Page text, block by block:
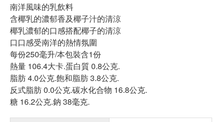
南洋風味的乳飲料
含椰乳的濃郁香及椰子汁的清涼
椰乳濃郁的口感搭配椰子的清涼
口口感受南洋的熱情氛圍
每份250毫升/本包裝含1份
熱量 106.4大卡.蛋白質 0.8公克.
脂肪 4.0公克.飽和脂肪 3.8公克.
反式脂肪 0.0公克.碳水化合物 16.8公克.
糖 16.2公克.鈉 38毫克.